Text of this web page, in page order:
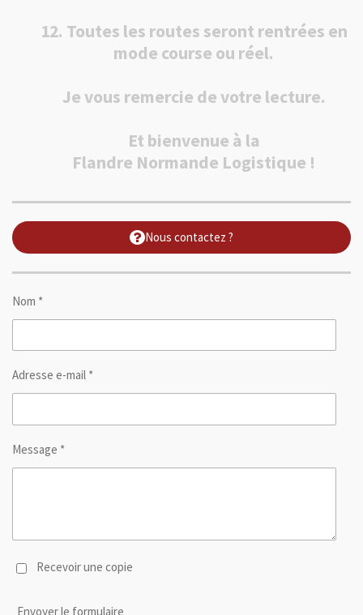
12. Toutes les routes seront rentrées en
mode course ou réel.
Je vous remercie de votre lecture.
Et bienvenue à la
Flandre Normande Logistique !
Nous contactez ?
Nom *
Adresse e-mail *
Message *
Recevoir une copie
Envoyer le formulaire